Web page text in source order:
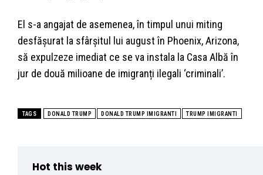
El s-a angajat de asemenea, în timpul unui miting
desfășurat la sfârșitul lui august în Phoenix, Arizona,
să expulzeze imediat ce se va instala la Casa Albă în
jur de două milioane de imigranți ilegali ‘criminali’.
TAGS DONALD TRUMP DONALD TRUMP IMIGRANTI TRUMP IMIGRANTI
Hot this week